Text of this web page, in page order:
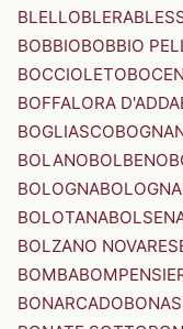
BLELLOBLERA
BOBBIOBOBBIO
BOCCIOLETO
BOFFALORA D'ADDA
BOGLIASCO
BOLANOBOLBENO
BOLOGNA
BOLOTANA
BOLZANO
BOMBA
BONARCADO